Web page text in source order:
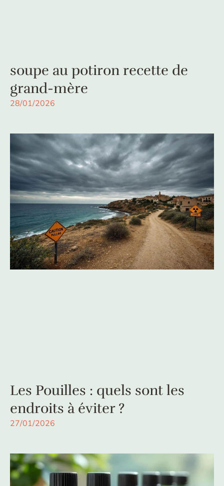
soupe au potiron recette de
grand-mère
28/01/2026
Les Pouilles : quels sont les
endroits à éviter ?
27/01/2026